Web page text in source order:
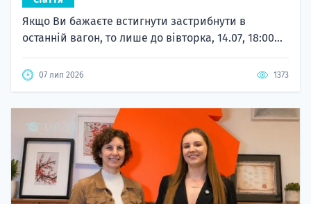
Якщо Ви бажаєте встигнути застрибнути в
останній вагон, то лише до вівторка, 14.07, 18:00...
07 лип 2026 1373